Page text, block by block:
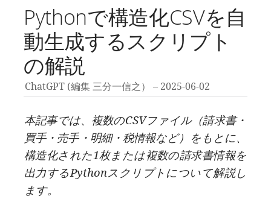
Pythonで構造化CSVを自
動生成するスクリプト
の解説
ChatGPT (編集 三分一信之） 2025-06-02
本記事では、複数のCSVファイル（請求書・
買手・売手・明細・税情報など）をもとに、
構造化された1枚または複数の請求書情報を
出力するPythonスクリプトについて解説し
ます。